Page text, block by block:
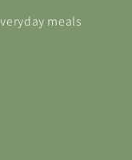
meals